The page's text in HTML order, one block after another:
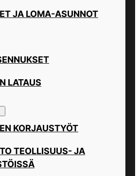
JA LOMA-ASUNNOT
LATAUS
KORJAUSTYÖT
TEOLLISUUS- JA